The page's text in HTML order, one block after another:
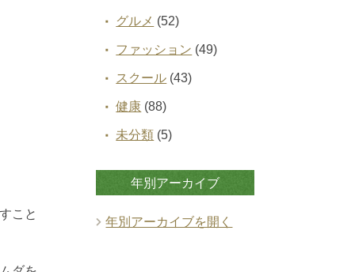
こと
グルメ (52)
ファッション (49)
スクール (43)
健康 (88)
未分類 (5)
年別アーカイブ
年別アーカイブを開く